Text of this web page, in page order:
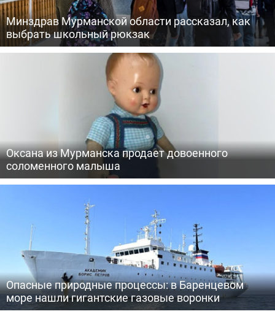
Минздрав Мурманской области рассказал, как
выбрать школьный рюкзак
Оксана из Мурманска продает довоенного
соломенного малыша
Опасные природные процессы: в Баренцевом
море нашли гигантские газовые воронки